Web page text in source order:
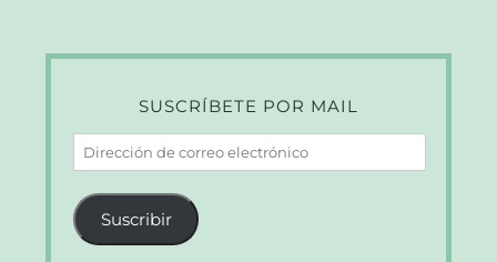
SUSCRÍBETE POR MAIL
Dirección
de
correo
electrónico
Suscribir